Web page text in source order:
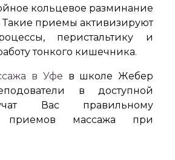
кольцевое разминание
приемы активизируют
перистальтику и
тонкого кишечника.
в Уфе в школе Жебер
в доступной
Вас правильному
приемов массажа при